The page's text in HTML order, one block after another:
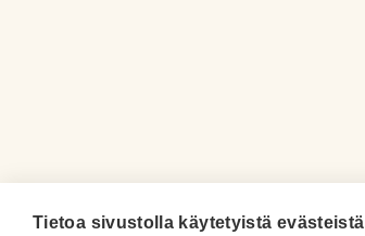
Tietoa sivustolla käytetyistä evästeistä